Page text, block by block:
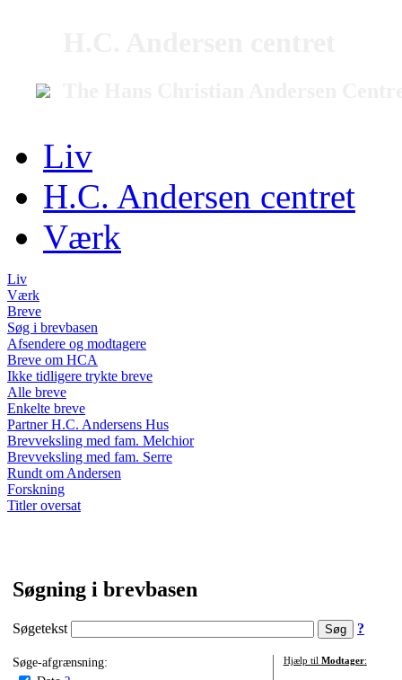
Liv
H.C. Andersen centret
Værk
Liv
Værk
Breve
Søg i brevbasen
Afsendere og modtagere
Breve om HCA
Ikke tidligere trykte breve
Alle breve
Enkelte breve
Partner H.C. Andersens Hus
Brevveksling med fam. Melchior
Brevveksling med fam. Serre
Rundt om Andersen
Forskning
Titler oversat
Søgning i brevbasen
Søgetekst ?
Søge-afgrænsning:
Hjælp til Modtager: